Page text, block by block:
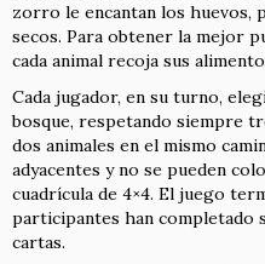
zorro le encantan los huevos,
secos. Para obtener la mejor
cada animal recoja sus
Cada jugador, en su turno,
bosque, respetando siempre
dos animales en el mismo
adyacentes y no se pueden
cuadrícula de 4×4. El juego
participantes han completado
cartas.